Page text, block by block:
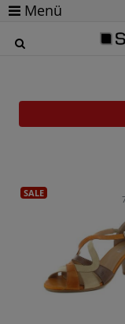
Menü
Schuhe in
SALE